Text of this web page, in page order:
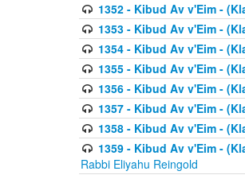
1352 - Kibud Av v'Eim -
1353 - Kibud Av v'Eim -
1354 - Kibud Av v'Eim -
1355 - Kibud Av v'Eim -
1356 - Kibud Av v'Eim -
1357 - Kibud Av v'Eim -
1358 - Kibud Av v'Eim -
1359 - Kibud Av v'Eim -
Rabbi Eliyahu Reingold